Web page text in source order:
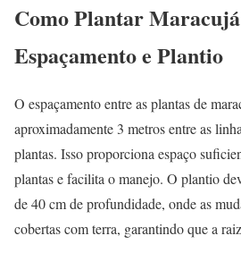
Como Plantar
Espaçamento e Plantio
O espaçamento entre as plantas de
aproximadamente 3 metros entre as
plantas. Isso proporciona espaço
plantas e facilita o manejo. O plantio
de 40 cm de profundidade, onde as
cobertas com terra, garantindo que a